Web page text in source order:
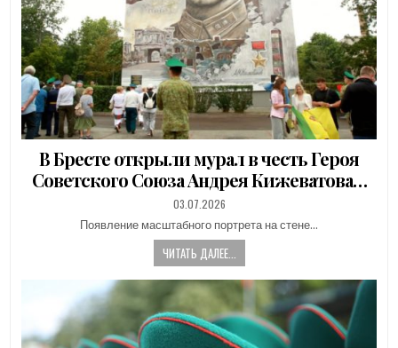
В Бресте открыли мурал в честь Героя
Советского Союза Андрея Кижеватова…
PUBLISHED
03.07.2026
Появление масштабного портрета на стене…
ЧИТАТЬ ДАЛЕЕ...